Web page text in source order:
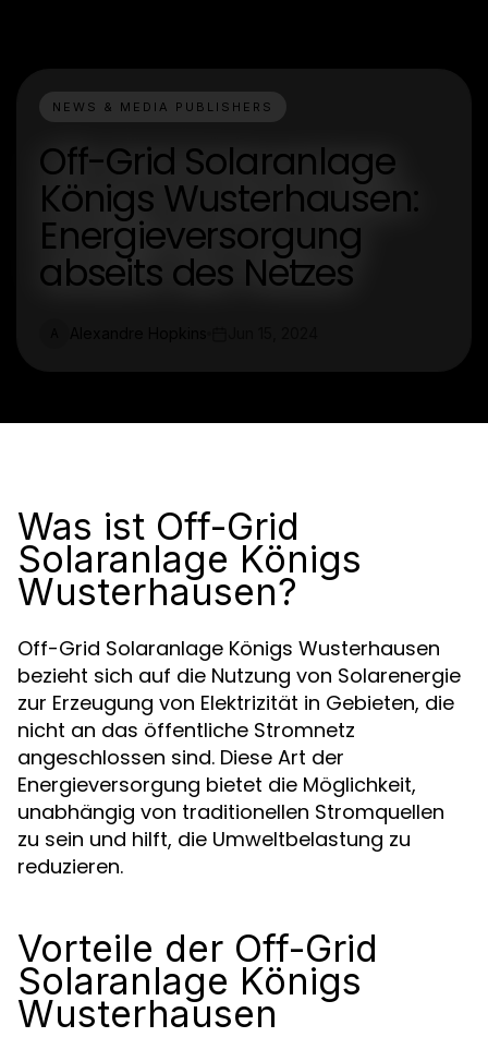
NEWS & MEDIA PUBLISHERS
Off-Grid Solaranlage
Königs Wusterhausen:
Energieversorgung
abseits des Netzes
Was ist Off-Grid
Solaranlage Königs
Wusterhausen?
Off-Grid Solaranlage Königs Wusterhausen
bezieht sich auf die Nutzung von Solarenergie
zur Erzeugung von Elektrizität in Gebieten, die
nicht an das öffentliche Stromnetz
angeschlossen sind. Diese Art der
Energieversorgung bietet die Möglichkeit,
unabhängig von traditionellen Stromquellen
zu sein und hilft, die Umweltbelastung zu
reduzieren.
Vorteile der Off-Grid
Solaranlage Königs
Wusterhausen